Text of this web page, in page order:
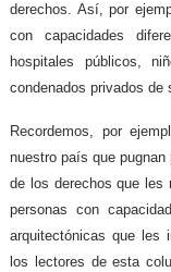
derechos. Así, por
con capacidades
hospitales públicos,
condenados privados de
Recordemos, por
nuestro país que
de los derechos que les
personas con
arquitectónicas que les
los lectores de esta